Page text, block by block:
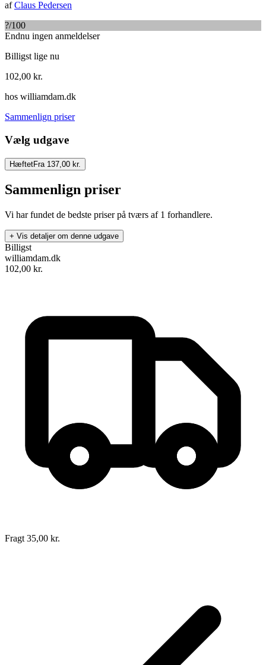
afClaus Pedersen
?/100
Endnu ingen anmeldelser
Billigst lige nu
102,00 kr.
hos williamdam.dk
Sammenlign priser
Vælg udgave
HæftetFra 137,00 kr.
Sammenlign priser
Vi har fundet de bedste priser på tværs af 1 forhandlere.
+ Vis detaljer om denne udgave
Spejd i byen
55° Nord
Udgivet:
1. januar 1970
Billigst
williamdam.dk
102,00 kr.
Fragt 35,00 kr.